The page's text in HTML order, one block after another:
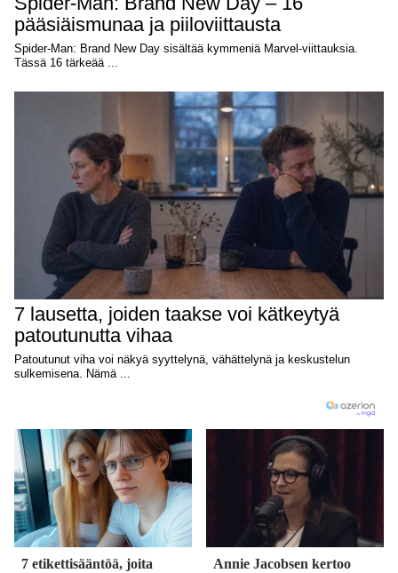
7 etikettisääntöä, joita
Annie Jacobsen kertoo